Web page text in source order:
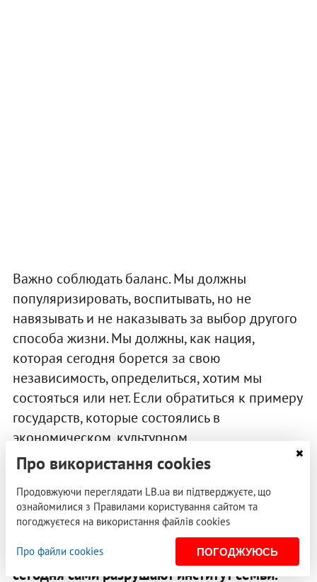
Важно соблюдать баланс. Мы должны
популяризировать, воспитывать, но не
навязывать и не наказывать за выбор другого
способа жизни. Мы должны, как нация,
которая сегодня борется за свою
независимость, определиться, хотим мы
состояться или нет. Если обратиться к примеру
государств, которые состоялись в
экономическом, культурном,
образовательном, научном, плане, они
состоялись благодаря христианским
обществам. И семья в этом случае является
ключевой институцией.
О.Б.: Но именно общества
этих государств
сегодня сами разрушают институт семьи.
Про використання cookies
Продовжуючи переглядати LB.ua ви підтверджуєте, що
ознайомилися з Правилами користування сайтом та
погоджуєтеся на використання файлів cookies
Про файли cookies ПОГОДЖУЮСЬ